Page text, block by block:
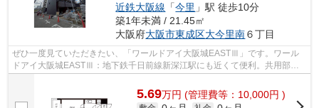
近鉄大阪線 「今里 」駅 徒歩10分
築1年未満 / 21.45㎡
大阪府大阪市東成区大今里南６丁目
ぜひ一度見ていただきたい、「ワールドアイ大阪城EASTⅢ」です。ワール
ドアイ大阪城EASTⅢ：地下鉄千日前線新深江駅にも近くて便利。共用部に
はエレベータ・敷地内ごみ置き場などが揃っ...
5.69万円 (管理費等：10,000円 )